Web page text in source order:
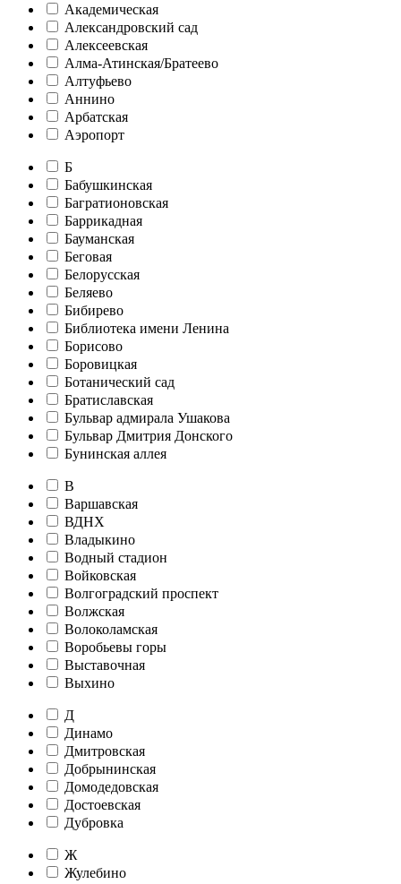
Академическая
Александровский сад
Алексеевская
Алма-Атинская/Братеево
Алтуфьево
Аннино
Арбатская
Аэропорт
Б
Бабушкинская
Багратионовская
Баррикадная
Бауманская
Беговая
Белорусская
Беляево
Бибирево
Библиотека имени Ленина
Борисово
Боровицкая
Ботанический сад
Братиславская
Бульвар адмирала Ушакова
Бульвар Дмитрия Донского
Бунинская аллея
В
Варшавская
ВДНХ
Владыкино
Водный стадион
Войковская
Волгоградский проспект
Волжская
Волоколамская
Воробьевы горы
Выставочная
Выхино
Д
Динамо
Дмитровская
Добрынинская
Домодедовская
Достоевская
Дубровка
Ж
Жулебино